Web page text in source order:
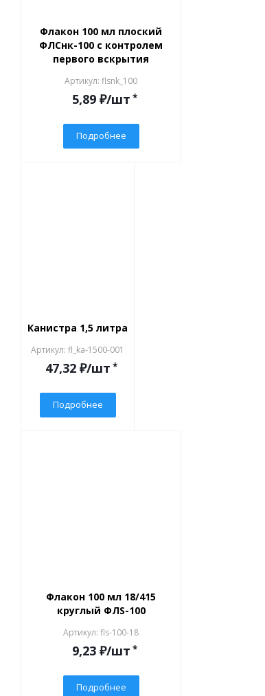
Флакон 100 мл плоский
ФЛСнк-100 с контролем
первого вскрытия
Артикул: flsnk_100
5,89₽/шт *
Подробнее
Канистра 1,5 литра
Артикул: fl_ka-1500-001
47,32₽/шт *
Подробнее
Флакон 100 мл 18/415
круглый ФЛS-100
Артикул: fls-100-18
9,23₽/шт *
Подробнее